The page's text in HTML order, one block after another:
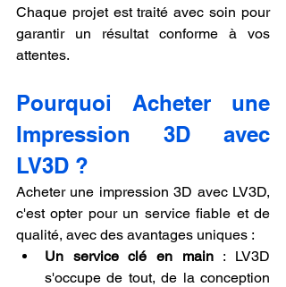
Chaque projet est traité avec soin pour
garantir un résultat conforme à vos
attentes.
Pourquoi Acheter une
Impression 3D avec
LV3D ?
Acheter une impression 3D avec LV3D,
c'est opter pour un service fiable et de
qualité, avec des avantages uniques :
Un service clé en main : LV3D
s'occupe de tout, de la conception